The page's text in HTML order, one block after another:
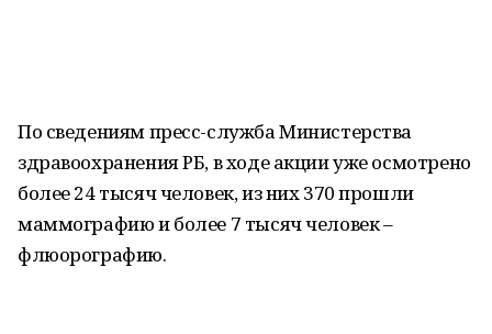
По сведениям пресс-служба Министерства
здравоохранения РБ, в ходе акции уже осмотрено
более 24 тысяч человек, из них 370 прошли
маммографию и более 7 тысяч человек –
флюорографию.